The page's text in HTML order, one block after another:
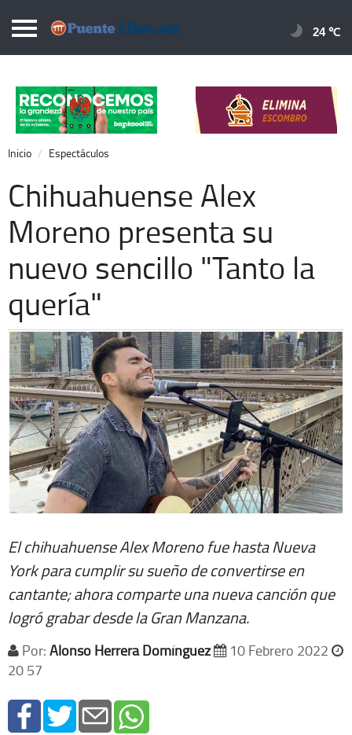
Puentelibre.mx
Local
Nacional
Opinión
Cronos
Economía
Extra +
24 ℃
Inicio Espectáculos
Chihuahuense Alex
Moreno presenta su
nuevo sencillo "Tanto la
quería"
El chihuahuense Alex Moreno fue hasta Nueva
York para cumplir su sueño de convertirse en
cantante; ahora comparte una nueva canción que
logró grabar desde la Gran Manzana.
Por: Alonso Herrera Domínguez
10 Febrero 2022
20 57